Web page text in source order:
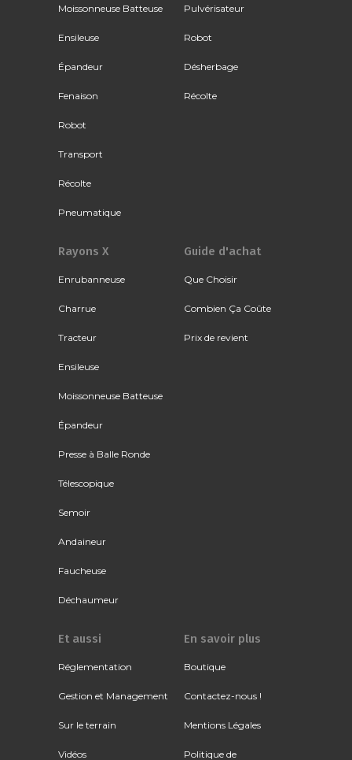
Moissonneuse Batteuse
Ensileuse
Épandeur
Fenaison
Robot
Transport
Récolte
Pneumatique
Pulvérisateur
Robot
Désherbage
Récolte
Rayons X
Enrubanneuse
Charrue
Tracteur
Ensileuse
Moissonneuse Batteuse
Épandeur
Presse à Balle Ronde
Télescopique
Semoir
Andaineur
Faucheuse
Déchaumeur
Guide d'achat
Que Choisir
Combien Ça Coûte
Prix de revient
Et aussi
Réglementation
Gestion et Management
Sur le terrain
Vidéos
En savoir plus
Boutique
Contactez-nous !
Mentions Légales
Politique de